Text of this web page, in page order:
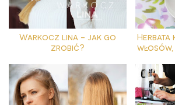
Warkocz lina - jak go
zrobić?
Herbata
włosów,